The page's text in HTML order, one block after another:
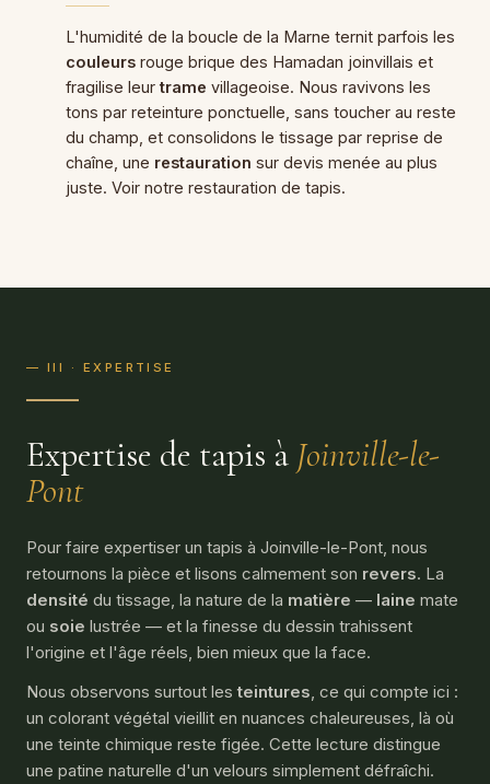
L'humidité de la boucle de la Marne ternit parfois les
couleurs rouge brique des Hamadan joinvillais et
fragilise leurtrame villageoise. Nous ravivons les
tons par reteinture ponctuelle, sans toucher au reste
du champ, et consolidons le tissage par reprise de
chaîne, une restauration sur devis menée au plus
juste. Voir notre restauration de tapis.
— III · EXPERTISE
Expertise de tapis à Joinville-le-
Pont
Pour faire expertiser un tapis à Joinville-le-Pont, nous
retournons la pièce et lisons calmement son revers. La
densité du tissage, la nature de la matière — laine mate
ou soie lustrée — et la finesse du dessin trahissent
l'origine et l'âge réels, bien mieux que la face.
Nous observons surtout lesteintures , ce qui compte ici :
un colorant végétal vieillit en nuances chaleureuses, là où
une teinte chimique reste figée. Cette lecture distingue
une patine naturelle d'un velours simplement défraîchi.